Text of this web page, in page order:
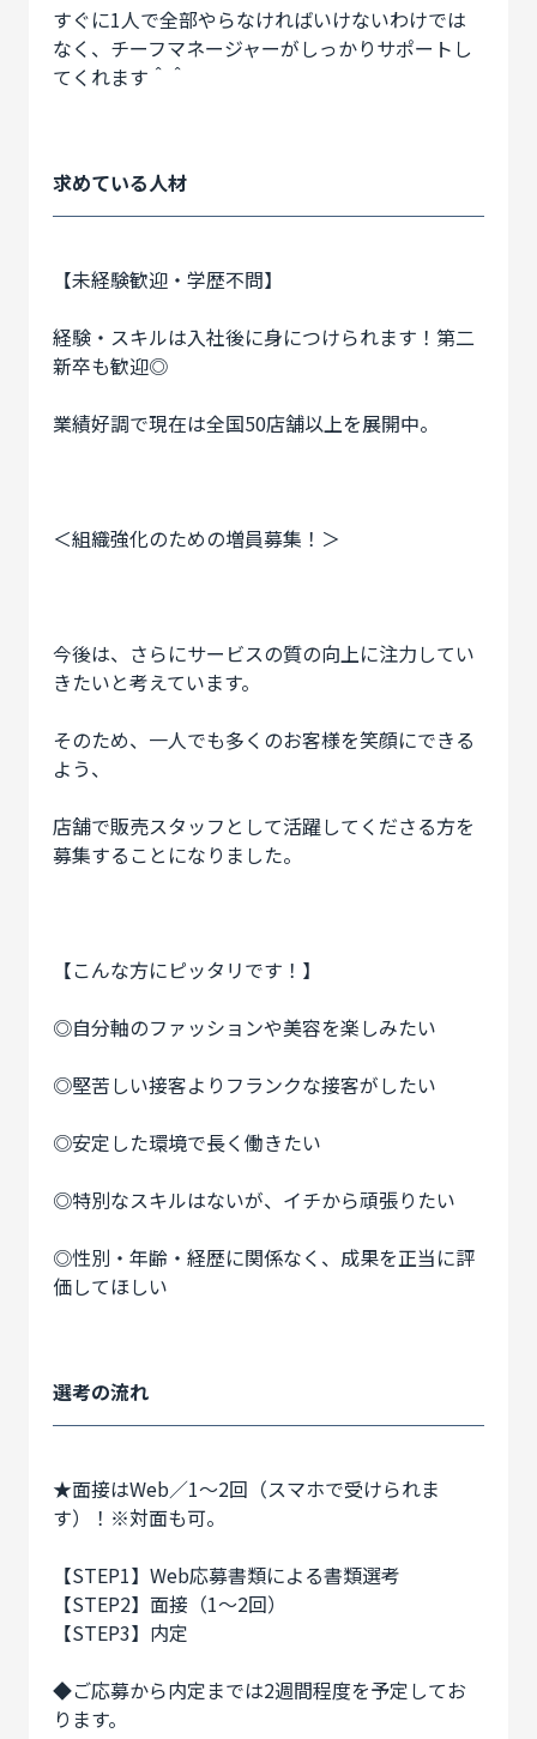
すぐに1人で全部やらなければいけないわけでは
なく、チーフマネージャーがしっかりサポートし
てくれます＾＾
求めている人材
【未経験歓迎・学歴不問】
経験・スキルは入社後に身につけられます！第二
新卒も歓迎◎
業績好調で現在は全国50店舗以上を展開中。
＜組織強化のための増員募集！＞
今後は、さらにサービスの質の向上に注力してい
きたいと考えています。
そのため、一人でも多くのお客様を笑顔にできる
よう、
店舗で販売スタッフとして活躍してくださる方を
募集することになりました。
【こんな方にピッタリです！】
◎自分軸のファッションや美容を楽しみたい
◎堅苦しい接客よりフランクな接客がしたい
◎安定した環境で長く働きたい
◎特別なスキルはないが、イチから頑張りたい
◎性別・年齢・経歴に関係なく、成果を正当に評
価してほしい
選考の流れ
★面接はWeb／1～2回（スマホで受けられま
す）！※対面も可。
【STEP1】Web応募書類による書類選考
【STEP2】面接（1～2回）
【STEP3】内定
◆ご応募から内定までは2週間程度を予定してお
ります。